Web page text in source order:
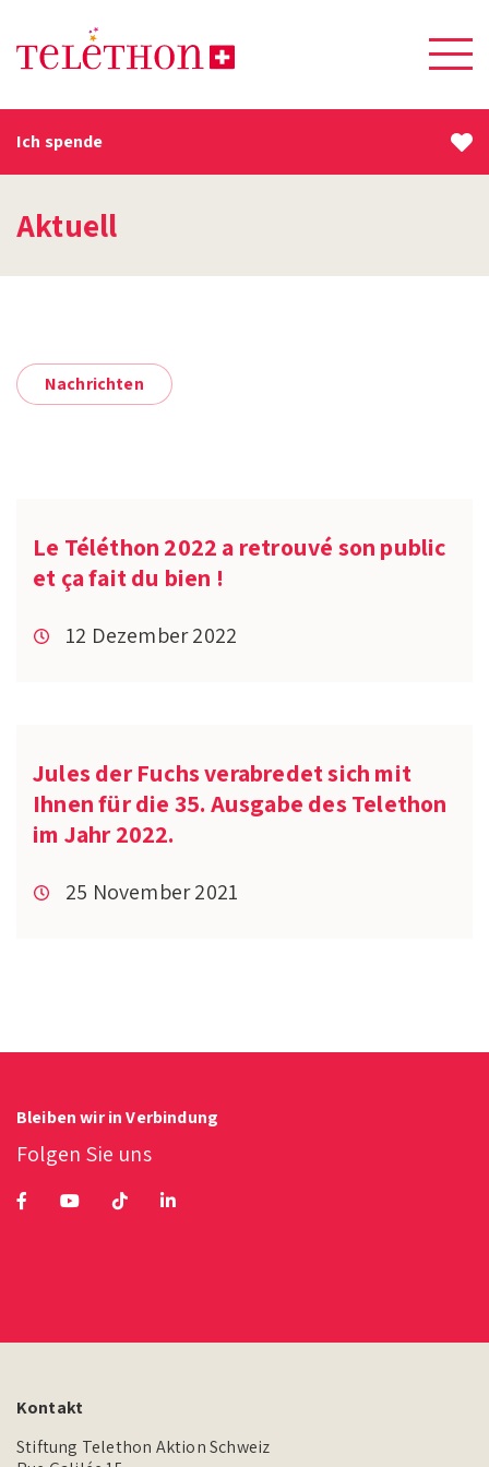
Ich spende
Aktuell
Nachrichten
Le Téléthon 2022 a retrouvé son public
et ça fait du bien !
12 Dezember 2022
Jules der Fuchs verabredet sich mit
Ihnen für die 35. Ausgabe des Telethon
im Jahr 2022.
25 November 2021
Bleiben wir in Verbindung
Folgen Sie uns
Kontakt
Stiftung Telethon Aktion Schweiz